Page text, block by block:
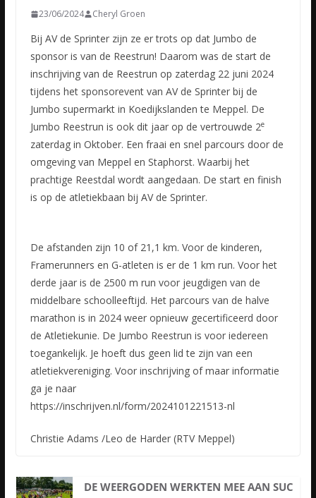
23/06/2024 Cheryl Groen
Bij AV de Sprinter zijn ze er trots op dat Jumbo de
sponsor is van de Reestrun! Daarom was de start de
inschrijving van de Reestrun op zaterdag 22 juni 2024
tijdens het sponsorevent van AV de Sprinter bij de
Jumbo supermarkt in Koedijkslanden te Meppel. De
Jumbo Reestrun is ook dit jaar op de vertrouwde 2e
zaterdag in Oktober. Een fraai en snel parcours door de
omgeving van Meppel en Staphorst. Waarbij het
prachtige Reestdal wordt aangedaan. De start en finish
is op de atletiekbaan bij AV de Sprinter.
De afstanden zijn 10 of 21,1 km. Voor de kinderen,
Framerunners en G-atleten is er de 1 km run. Voor het
derde jaar is de 2500 m run voor jeugdigen van de
middelbare schoolleeftijd. Het parcours van de halve
marathon is in 2024 weer opnieuw gecertificeerd door
de Atletiekunie. De Jumbo Reestrun is voor iedereen
toegankelijk. Je hoeft dus geen lid te zijn van een
atletiekvereniging. Voor inschrijving of maar informatie
ga je naar
https://inschrijven.nl/form/2024101221513-nl
Christie Adams /Leo de Harder (RTV Meppel)
DE WEERGODEN WERKTEN MEE AAN SUC